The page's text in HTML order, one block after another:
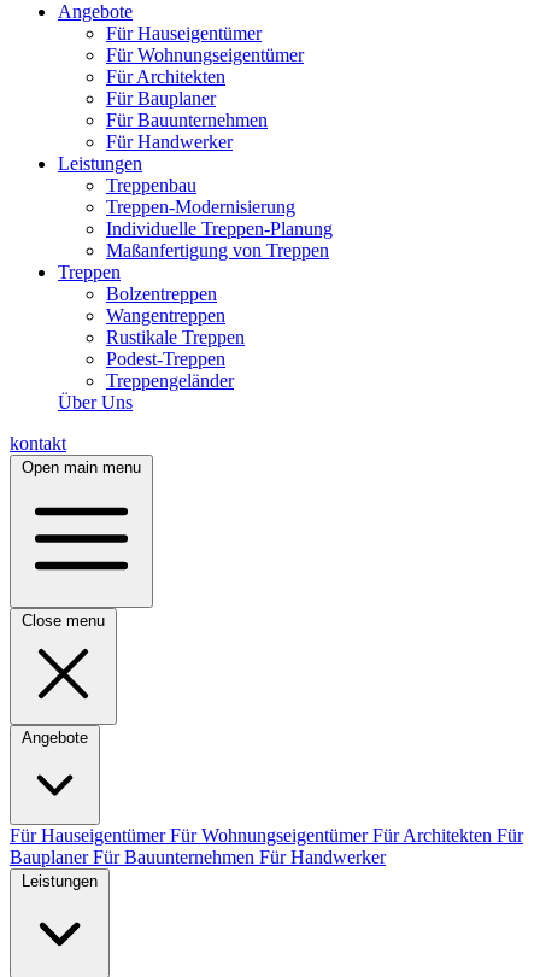
Angebote
Für Hauseigentümer
Für Wohnungseigentümer
Für Architekten
Für Bauplaner
Für Bauunternehmen
Für Handwerker
Leistungen
Treppenbau
Treppen-Modernisierung
Individuelle Treppen-Planung
Maßanfertigung von Treppen
Treppen
Bolzentreppen
Wangentreppen
Rustikale Treppen
Podest-Treppen
Treppengeländer
Über Uns
kontakt
Open main menu
Close menu
Angebote
Für HauseigentümerFür WohnungseigentümerFür Architekten Für
BauplanerFür Bauunternehmen Für Handwerker
Leistungen